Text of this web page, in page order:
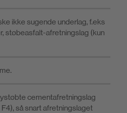
ikke sugende underlag, f.eks
støbeasfalt-afretningslag (kun
cementafretningslag
så snart afretningslaget